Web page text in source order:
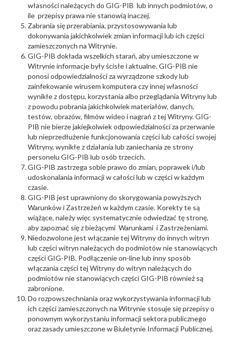
własności należących do GIG-PIB lub innych podmiotów, o
ile przepisy prawa nie stanowią inaczej.
Zabrania się przerabiania, przystosowywania lub
dokonywania jakichkolwiek zmian informacji lub ich części
zamieszczonych na Witrynie.
GIG-PIB dokłada wszelkich starań, aby umieszczone w
Witrynie informacje były ścisłe i aktualne. GIG-PIB nie
ponosi odpowiedzialności za wyrządzone szkody lub
zainfekowanie wirusem komputera czy innej własności
wynikłe z dostępu, korzystania albo przeglądania Witryny lub
z powodu pobrania jakichkolwiek materiałów, danych,
testów, obrazów, filmów wideo i nagrań z tej Witryny. GIG-
PIB nie bierze jakiejkolwiek odpowiedzialności za przerwanie
lub nieprzedłużenie funkcjonowania części lub całości swojej
Witryny, wynikłe z działania lub zaniechania ze strony
personelu GIG-PIB lub osób trzecich.
GIG-PIB zastrzega sobie prawo do zmian, poprawek i/lub
udoskonalania informacji w całości lub w części w każdym
czasie.
GIG-PIB jest uprawniony do skorygowania powyższych
Warunków i Zastrzeżeń w każdym czasie. Korekty te są
wiążące, należy więc systematycznie odwiedzać tę stronę,
aby zapoznać się z bieżącymi Warunkami i Zastrzeżeniami.
Niedozwolone jest włączanie tej Witryny do innych witryn
lub części witryn należących do podmiotów nie stanowiących
części GIG-PIB. Podłączenie on-line lub inny sposób
włączania części tej Witryny do witryn należących do
podmiotów nie stanowiących części GIG-PIB również są
zabronione.
Do rozpowszechniania oraz wykorzystywania informacji lub
ich części zamieszczonych na Witrynie stosuje się przepisy o
ponownym wykorzystaniu informacji sektora publicznego
oraz zasady umieszczone w Biuletynie Informacji Publicznej.